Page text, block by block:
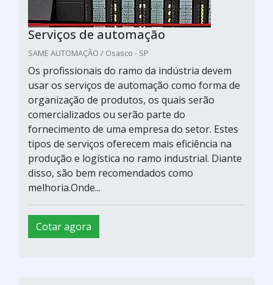
Serviços de automação
SAME AUTOMAÇÃO / Osasco - SP
Os profissionais do ramo da indústria devem
usar os serviços de automação como forma de
organização de produtos, os quais serão
comercializados ou serão parte do
fornecimento de uma empresa do setor. Estes
tipos de serviços oferecem mais eficiência na
produção e logística no ramo industrial. Diante
disso, são bem recomendados como
melhoria.Onde...
Cotar agora